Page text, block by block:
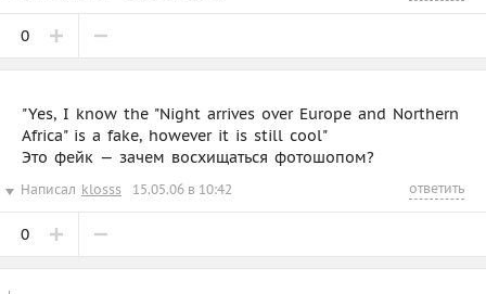
0
"Yes, I know the "Night arrives over Europe and Northern
Africa" is a fake, however it is still cool"
Это фейк — зачем восхищаться фотошопом?
Написал klosss 15.05.06 в 10:42 ответить
0